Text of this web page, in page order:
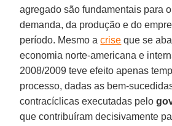
agregado são fundamentais para
demanda, da produção e do
período. Mesmo acrise que se
economia norte-americana e
2008/2009 teve efeito apenas
processo, dadas as bem-
contracíclicas executadas pelo
que contribuíram decisivamente